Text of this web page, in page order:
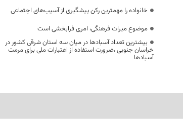
خانواده را مهمترین رکن پیشگیری از آسیب‌های اجتماعی
موضوع میراث فرهنگی، امری فرابخشی است
بیشترین تعداد آسبادها در میان سه استان شرقی کشور در
خراسان جنوبی ،ضرورت استفاده از اعتبارات ملی برای مرمت
آسبادها